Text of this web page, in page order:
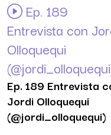
Ep. 189
Entrevista con
Olloquequi
Ep. 189 Entrevista
Jordi Olloquequi
(@jordi_olloquequi)